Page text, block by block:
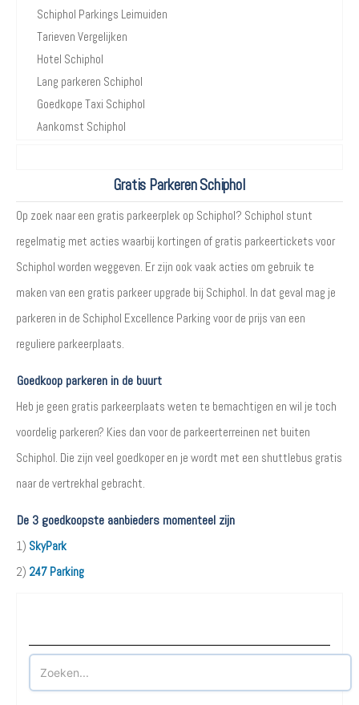
Schiphol Parkings Leimuiden
Tarieven Vergelijken
Hotel Schiphol
Lang parkeren Schiphol
Goedkope Taxi Schiphol
Aankomst Schiphol
Gratis Parkeren Schiphol
Op zoek naar een gratis parkeerplek op Schiphol? Schiphol stunt
regelmatig met acties waarbij kortingen of gratis parkeertickets voor
Schiphol worden weggeven. Er zijn ook vaak acties om gebruik te
maken van een gratis parkeer upgrade bij Schiphol. In dat geval mag je
parkeren in de Schiphol Excellence Parking voor de prijs van een
reguliere parkeerplaats.
Goedkoop parkeren in de buurt
Heb je geen gratis parkeerplaats weten te bemachtigen en wil je toch
voordelig parkeren? Kies dan voor de parkeerterreinen net buiten
Schiphol. Die zijn veel goedkoper en je wordt met een shuttlebus gratis
naar de vertrekhal gebracht.
De 3 goedkoopste aanbieders momenteel zijn
1) SkyPark
2) 247 Parking